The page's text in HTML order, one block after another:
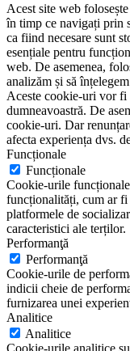
Acest site web
în timp ce navigați prin
ca fiind necesare sunt
esențiale pentru
web. De asemenea,
analizăm și să
Aceste cookie-uri vor fi
dumneavoastră. De
cookie-uri. Dar
afecta experiența dvs.
Funcționale
Funcționale
Cookie-urile
funcționalități, cum ar
platformele de
caracteristici ale terților.
Performanţă
Performanţă
Cookie-urile de
indicii cheie de
furnizarea unei
Analitice
Analitice
Cookie-urile analitice